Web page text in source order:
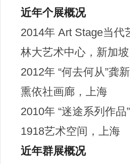
近年个展概况
2014年 Art Stage当代
林大艺术中心，新加坡
2012年 “何去何从”龚
熏依社画廊，上海
2010年 “迷途系列作品
1918艺术空间，上海
近年群展概况